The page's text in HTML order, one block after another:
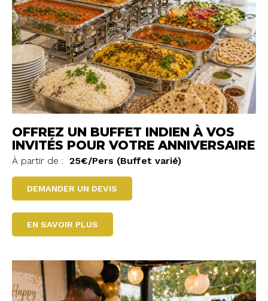
OFFREZ UN BUFFET INDIEN À VOS
INVITÉS POUR VOTRE ANNIVERSAIRE
À partir de : 25€/Pers (Buffet varié)
DEMANDER UN DEVIS
EN SAVOIR PLUS